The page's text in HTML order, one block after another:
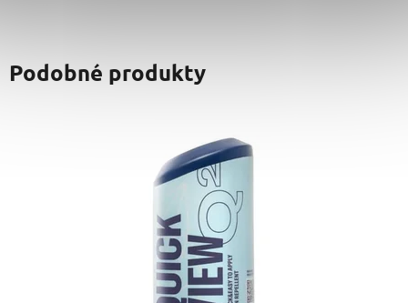
Podobné produkty